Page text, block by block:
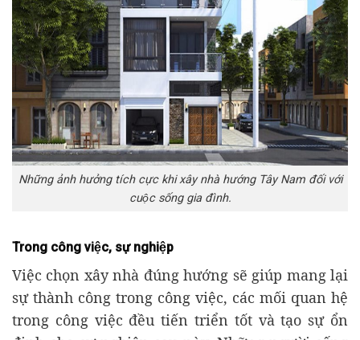
Những ảnh hưởng tích cực khi xây nhà hướng Tây Nam đối với
cuộc sống gia đình.
Trong công việc, sự nghiệp
Việc chọn xây nhà đúng hướng sẽ giúp mang lại
sự thành công trong công việc, các mối quan hệ
trong công việc đều tiến triển tốt và tạo sự ổn